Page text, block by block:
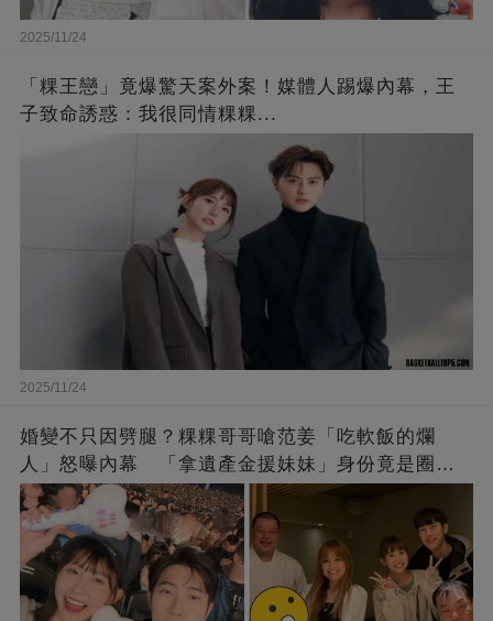
2025/11/24
「粿王戀」竟爆驚天案外案！媒體人踢爆內幕，王
子致命誘惑：我很同情粿粿...
2025/11/24
婚變不只因劈腿？粿粿哥哥嗆范姜「吃軟飯的爛
人」怒曝內幕 「拿遺產金援妹妹」身份竟是圈內
大咖